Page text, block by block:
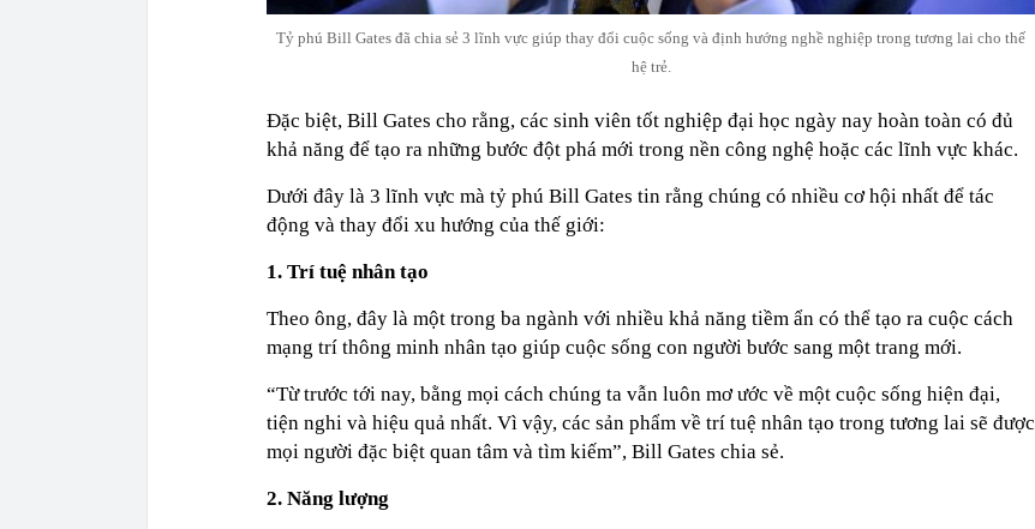
Tỷ phú Bill Gates đã chia sẻ 3 lĩnh vực giúp thay đổi cuộc sống và định hướng nghề nghiệp trong tương lai cho thế
hệ trẻ.
Đặc biệt, Bill Gates cho rằng, các sinh viên tốt nghiệp đại học ngày nay hoàn toàn có đủ
khả năng để tạo ra những bước đột phá mới trong nền công nghệ hoặc các lĩnh vực khác.
Dưới đây là 3 lĩnh vực mà tỷ phú Bill Gates tin rằng chúng có nhiều cơ hội nhất để tác
động và thay đổi xu hướng của thế giới:
1. Trí tuệ nhân tạo
Theo ông, đây là một trong ba ngành với nhiều khả năng tiềm ẩn có thể tạo ra cuộc cách
mạng trí thông minh nhân tạo giúp cuộc sống con người bước sang một trang mới.
“Từ trước tới nay, bằng mọi cách chúng ta vẫn luôn mơ ước về một cuộc sống hiện đại,
tiện nghi và hiệu quả nhất. Vì vậy, các sản phẩm về trí tuệ nhân tạo trong tương lai sẽ được
mọi người đặc biệt quan tâm và tìm kiếm”, Bill Gates chia sẻ.
2. Năng lượng